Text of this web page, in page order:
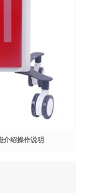
介绍操作说明